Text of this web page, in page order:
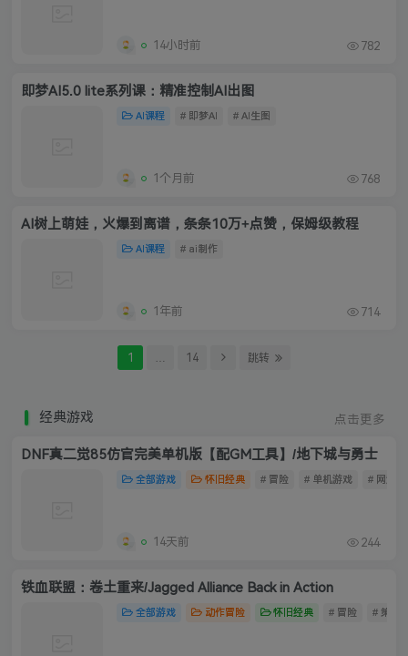
14小时前 782
即梦AI5.0 lite系列课：精准控制AI出图
AI课程 # 即梦AI # AI生图
1个月前 768
AI树上萌娃，火爆到离谱，条条10万+点赞，保姆级教程
AI课程 # ai制作
1年前 714
1 … 14 跳转
经典游戏 点击更多
DNF真二觉85仿官完美单机版【配GM工具】/地下城与勇士
全部游戏 怀旧经典 # 冒险 # 单机游戏 # 网游单
14天前 244
铁血联盟：卷土重来/Jagged Alliance Back in Action
全部游戏 动作冒险 怀旧经典 # 冒险 # 策略